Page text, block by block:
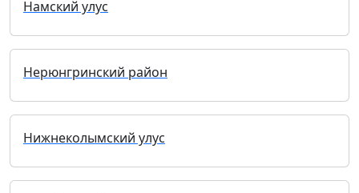
Намский улус
Нерюнгринский район
Нижнеколымский улус